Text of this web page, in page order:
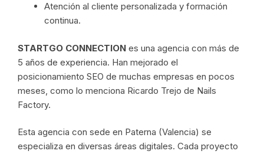
Atención al cliente personalizada y formación
continua.
STARTGO CONNECTION es una agencia con más de
5 años de experiencia. Han mejorado el
posicionamiento SEO de muchas empresas en pocos
meses, como lo menciona Ricardo Trejo de Nails
Factory.
Esta agencia con sede en Paterna (Valencia) se
especializa en diversas áreas digitales. Cada proyecto